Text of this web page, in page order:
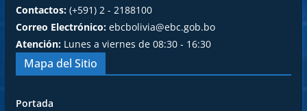
Contactos:(+591) 2 - 2188100
Correo Electrónico:ebcbolivia@ebc.gob.bo
Atención:Lunes a viernes de 08:30 - 16:30
Mapa del Sitio
Portada